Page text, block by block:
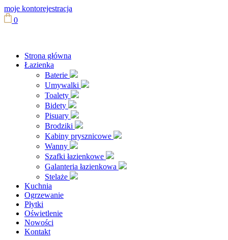
moje kontorejestracja
0
Strona główna
Łazienka
Baterie
Umywalki
Toalety
Bidety
Pisuary
Brodziki
Kabiny prysznicowe
Wanny
Szafki łazienkowe
Galanteria łazienkowa
Stelaże
Kuchnia
Ogrzewanie
Płytki
Oświetlenie
Nowości
Kontakt